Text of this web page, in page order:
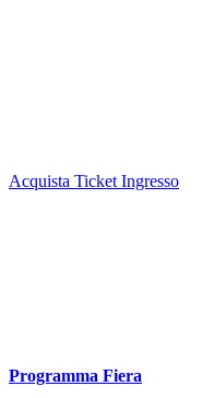
Acquista Ticket Ingresso
Programma Fiera